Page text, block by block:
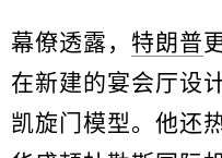
幕僚透露， 特朗普
在新建的宴会厅设
凯旋门模型。他还